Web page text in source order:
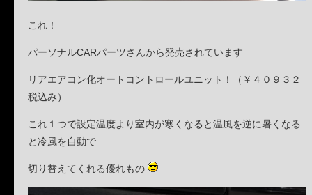
これ！
パーソナルCARパーツさんから発売されています
リアエアコン化オートコントロールユニット！（￥４０９３２
税込み）
これ１つで設定温度より室内が寒くなると温風を逆に暑くなる
と冷風を自動で
切り替えてくれる優れもの